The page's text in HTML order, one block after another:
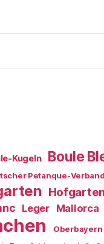
Kugeln Boule
Petanque-Verband
Leger Mallorca
Oberbayern